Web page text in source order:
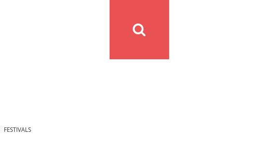
FESTIVALS